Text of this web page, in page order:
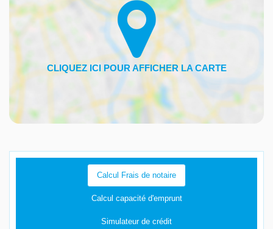
Calcul Frais de notaire
Calcul capacité d'emprunt
Simulateur de crédit